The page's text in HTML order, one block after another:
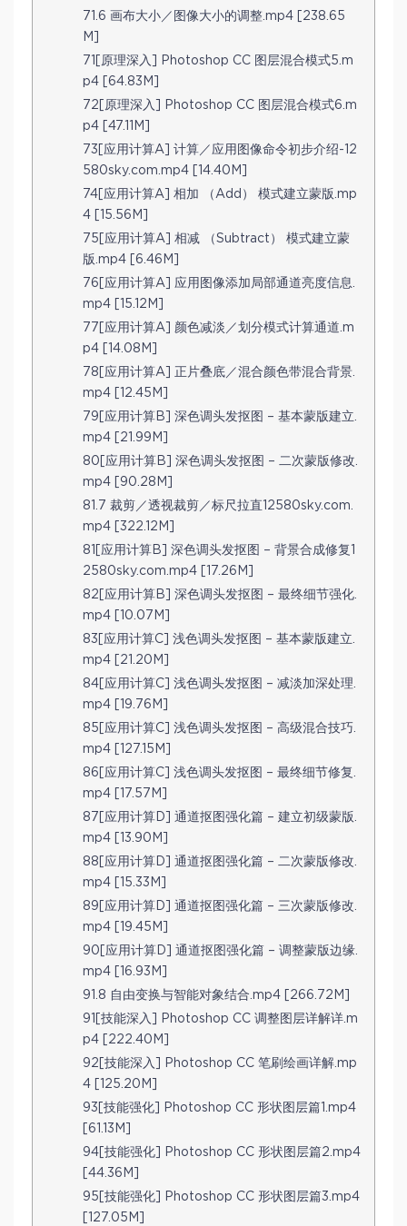
71.6 画布大小／图像大小的调整.mp4 [238.65
M]
71[原理深入] Photoshop CC 图层混合模式5.m
p4 [64.83M]
72[原理深入] Photoshop CC 图层混合模式6.m
p4 [47.11M]
73[应用计算A] 计算／应用图像命令初步介绍-12
580sky.com.mp4 [14.40M]
74[应用计算A] 相加 （Add） 模式建立蒙版.mp
4 [15.56M]
75[应用计算A] 相减 （Subtract） 模式建立蒙
版.mp4 [6.46M]
76[应用计算A] 应用图像添加局部通道亮度信息.
mp4 [15.12M]
77[应用计算A] 颜色减淡／划分模式计算通道.m
p4 [14.08M]
78[应用计算A] 正片叠底／混合颜色带混合背景.
mp4 [12.45M]
79[应用计算B] 深色调头发抠图 – 基本蒙版建立.
mp4 [21.99M]
80[应用计算B] 深色调头发抠图 – 二次蒙版修改.
mp4 [90.28M]
81.7 裁剪／透视裁剪／标尺拉直12580sky.com.
mp4 [322.12M]
81[应用计算B] 深色调头发抠图 – 背景合成修复1
2580sky.com.mp4 [17.26M]
82[应用计算B] 深色调头发抠图 – 最终细节强化.
mp4 [10.07M]
83[应用计算C] 浅色调头发抠图 – 基本蒙版建立.
mp4 [21.20M]
84[应用计算C] 浅色调头发抠图 – 减淡加深处理.
mp4 [19.76M]
85[应用计算C] 浅色调头发抠图 – 高级混合技巧.
mp4 [127.15M]
86[应用计算C] 浅色调头发抠图 – 最终细节修复.
mp4 [17.57M]
87[应用计算D] 通道抠图强化篇 – 建立初级蒙版.
mp4 [13.90M]
88[应用计算D] 通道抠图强化篇 – 二次蒙版修改.
mp4 [15.33M]
89[应用计算D] 通道抠图强化篇 – 三次蒙版修改.
mp4 [19.45M]
90[应用计算D] 通道抠图强化篇 – 调整蒙版边缘.
mp4 [16.93M]
91.8 自由变换与智能对象结合.mp4 [266.72M]
91[技能深入] Photoshop CC 调整图层详解详.m
p4 [222.40M]
92[技能深入] Photoshop CC 笔刷绘画详解.mp
4 [125.20M]
93[技能强化] Photoshop CC 形状图层篇1.mp4
[61.13M]
94[技能强化] Photoshop CC 形状图层篇2.mp4
[44.36M]
95[技能强化] Photoshop CC 形状图层篇3.mp4
[127.05M]